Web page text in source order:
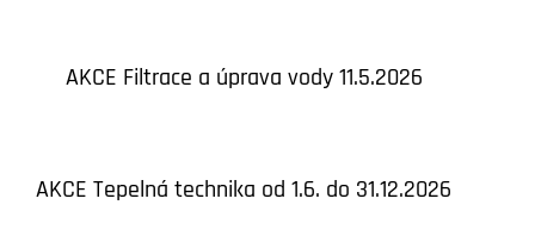
AKCE Filtrace a úprava vody 11.5.2026
AKCE Tepelná technika od 1.6. do 31.12.2026